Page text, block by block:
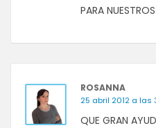
PARA
ROSANNA
25 abril 2012 a las
QUE GRAN